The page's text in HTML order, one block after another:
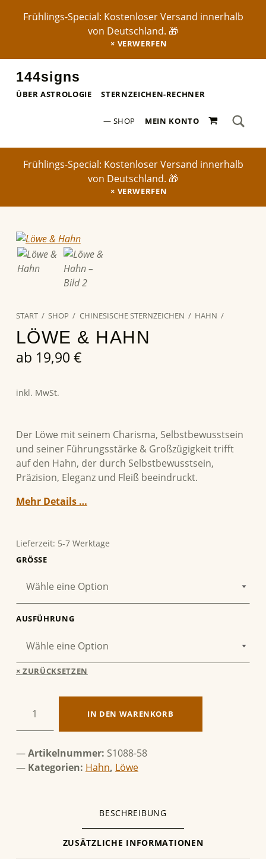
Frühlings-Special: Kostenloser Versand innerhalb
von Deutschland. 🎁
VERWERFEN
144signs
ÜBER ASTROLOGIE STERNZEICHEN-RECHNER
SHOP MEIN KONTO 0 ARTIKEL
Search for:
Frühlings-Special: Kostenloser Versand innerhalb
von Deutschland. 🎁
VERWERFEN
START / SHOP / CHINESISCHE STERNZEICHEN / HAHN /
LÖWE & HAHN
ab 19,90 €
inkl. MwSt.
Der Löwe mit seinem Charisma, Selbstbewusstsein
und seiner Führungsstärke & Großzügigkeit trifft
auf den Hahn, der durch Selbstbewusstsein,
Präzision, Eleganz und Fleiß beeindruckt.
Mehr Details …
Lieferzeit: 5-7 Werktage
GRÖSSE
AUSFÜHRUNG
ZURÜCKSETZEN
IN DEN WARENKORB
Artikelnummer: S1088-58
Kategorien: Hahn, Löwe
BESCHREIBUNG
ZUSÄTZLICHE INFORMATIONEN